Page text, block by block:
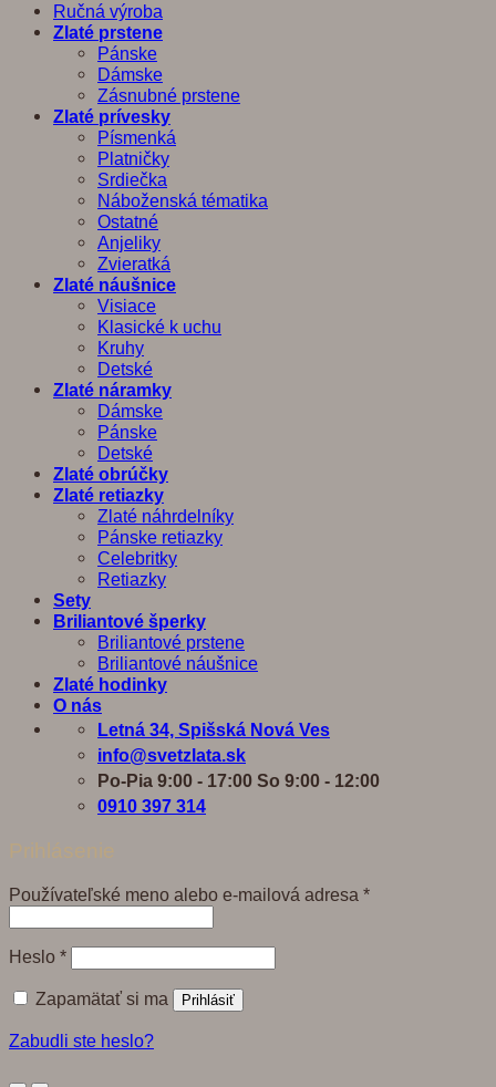
Ručná výroba
Zlaté prstene
Pánske
Dámske
Zásnubné prstene
Zlaté prívesky
Písmenká
Platničky
Srdiečka
Náboženská tématika
Ostatné
Anjeliky
Zvieratká
Zlaté náušnice
Visiace
Klasické k uchu
Kruhy
Detské
Zlaté náramky
Dámske
Pánske
Detské
Zlaté obrúčky
Zlaté retiazky
Zlaté náhrdelníky
Pánske retiazky
Celebritky
Retiazky
Sety
Briliantové šperky
Briliantové prstene
Briliantové náušnice
Zlaté hodinky
O nás
Letná 34, Spišská Nová Ves
info@svetzlata.sk
Po-Pia 9:00 - 17:00 So 9:00 - 12:00
0910 397 314
Prihlásenie
Používateľské meno alebo e-mailová adresa *Povinné
Heslo *Povinné
Zapamätať si ma Prihlásiť
Zabudli ste heslo?